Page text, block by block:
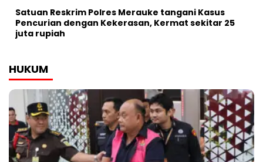
Satuan Reskrim Polres Merauke tangani Kasus
Pencurian dengan Kekerasan, Kermat sekitar 25
juta rupiah
HUKUM